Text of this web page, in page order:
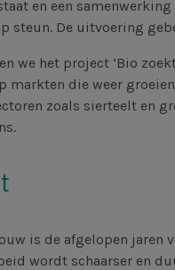
en een
steun. De uitvoering
we het project ‘Bio
die weer
zoals sierteelt en
is de afgelopen jaren
wordt schaarser en